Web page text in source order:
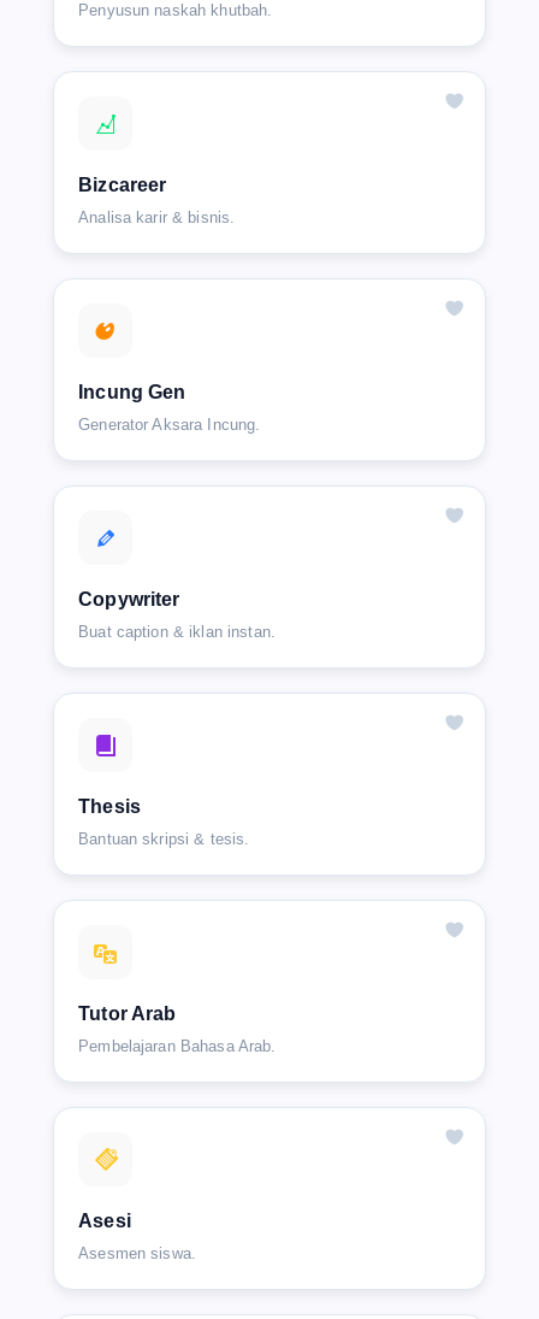
Penyusun naskah khutbah.
Bizcareer
Analisa karir & bisnis.
Incung Gen
Generator Aksara Incung.
Copywriter
Buat caption & iklan instan.
Thesis
Bantuan skripsi & tesis.
Tutor Arab
Pembelajaran Bahasa Arab.
Asesi
Asesmen siswa.